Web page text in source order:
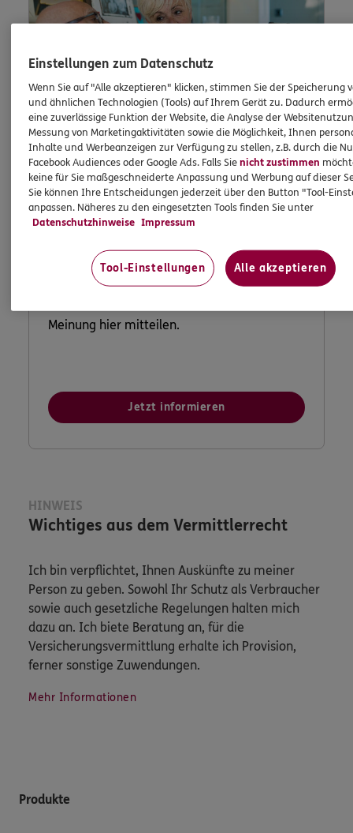
Lob und
Beschwerde
Waren Sie unzufrieden mit uns oder möchten
Meinung hier mitteilen.
Jetzt informieren
HINWEIS
Wichtiges aus dem Vermittlerrecht
Ich bin verpflichtet, Ihnen Auskünfte zu meiner
Person zu geben. Sowohl Ihr Schutz als Verbraucher
sowie auch gesetzliche Regelungen halten mich
dazu an. Ich biete Beratung an, für die
Versicherungsvermittlung erhalte ich Provision,
ferner sonstige Zuwendungen.
Mehr Informationen
Produkte
Einstellungen zum Datenschutz
Wenn Sie auf "Alle akzeptieren" klicken, stimmen Sie der Speicherung
und ähnlichen Technologien (Tools) auf Ihrem Gerät zu. Dadurch
eine zuverlässige Funktion der Website, die Analyse der
Messung von Marketingaktivitäten sowie die Möglichkeit, Ihnen
Inhalte und Werbeanzeigen zur Verfügung zu stellen, z.B. durch die
Facebook Audiences oder Google Ads. Falls Sienicht zustimmen
keine für Sie maßgeschneiderte Anpassung und Werbung auf dieser
Sie können Ihre Entscheidungen jederzeit über den Button "Tool-
anpassen. Näheres zu den eingesetzten Tools finden Sie unter
Datenschutzhinweise Impressum
Tool-Einstellungen Alle akzeptieren